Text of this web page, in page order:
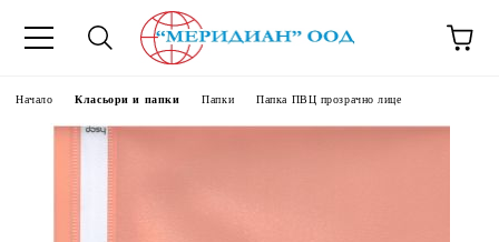
Начало Класьори и папки Папки Папка ПВЦ прозрачно лице